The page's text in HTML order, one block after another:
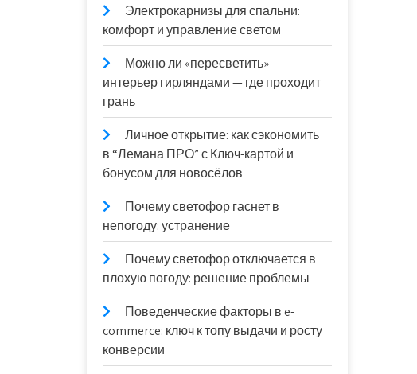
Электрокарнизы для спальни:
комфорт и управление светом
Можно ли «пересветить»
интерьер гирляндами — где проходит
грань
Личное открытие: как сэкономить
в “Лемана ПРО” с Ключ-картой и
бонусом для новосёлов
Почему светофор гаснет в
непогоду: устранение
Почему светофор отключается в
плохую погоду: решение проблемы
Поведенческие факторы в e-
commerce: ключ к топу выдачи и росту
конверсии